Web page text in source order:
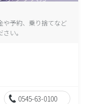
や予約、乗り捨てなど
い。
0545-63-0100